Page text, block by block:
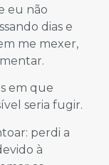
eu não
dias e
me mexer,
em que
seria fugir.
perdi a
à